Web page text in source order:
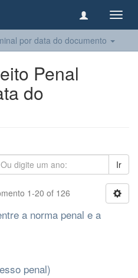
por data do documento
Penal
do
Ir
1-20 of 126
a norma penal e a
penal)